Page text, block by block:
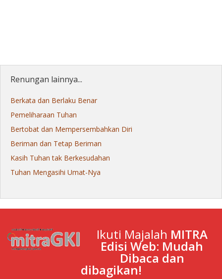
Renungan lainnya...
Berkata dan Berlaku Benar
Pemeliharaan Tuhan
Bertobat dan Mempersembahkan Diri
Beriman dan Tetap Beriman
Kasih Tuhan tak Berkesudahan
Tuhan Mengasihi Umat-Nya
Ikuti Majalah MITRA
Edisi Web: Mudah
Dibaca dan
dibagikan!